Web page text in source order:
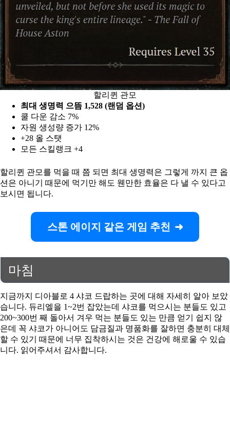
할리퀸 관모
최대 생명력 으뜸 1,528 (랜덤 옵션)
쿨 다운 감소 7%
자원 생성량 증가 12%
+28 올 스탯
모든 스킬랭크 +4
할리퀸 관모를 먹을 때 쯤 되면 최대 생명력은 그렇게 까지 큰 옵
션은 아니기 때문에 먹기만 해도 웬만한 효율은 다 낼 수 있다고
보시면 됩니다.
스톤 에이지 같은 게임 추천
마침
지금까지 디아블로 4 샤코 드랍하는 곳에 대해 자세히 알아 보았
습니다. 듀리엘을 1~2번 잡았는데 샤코를 먹으시는 분들도 있고
200~300번 째 돌아서 겨우 먹는 분들도 있는 만큼 얻기 쉽지 않
은데 꼭 샤코가 아니어도 담금질과 명품화를 잘하면 충분히 대체
할 수 있기 때문에 너무 집착하시는 것은 건강에 해로울 수 있습
니다. 읽어주셔서 감사합니다.